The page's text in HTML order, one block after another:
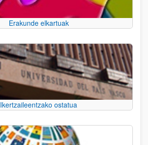
Erakunde elkartuak
Ikertzaileentzako ostatua